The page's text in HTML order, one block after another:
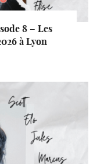
8 – Les
à Lyon